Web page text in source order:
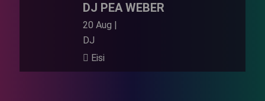
DJ PEA WEBER
20 Aug |
DJ
Eisi